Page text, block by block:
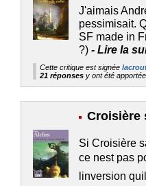
J'aimais
pessimisait.
SF made in
?) - Lire la
Cette critique est signée
21 réponses y ont été
Croisière
Si Croisière
ce nest pas
linversion